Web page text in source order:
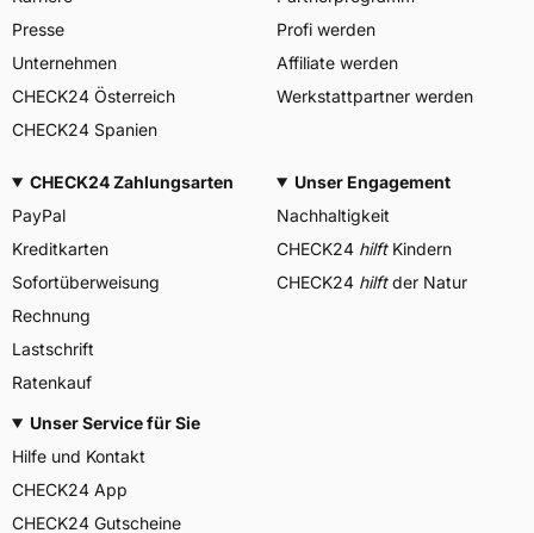
Presse
Unternehmen
CHECK24 Österreich
CHECK24 Spanien
Profi werden
Affiliate werden
Werkstattpartner werden
CHECK24 Zahlungsarten
PayPal
Kreditkarten
Sofortüberweisung
Rechnung
Lastschrift
Ratenkauf
Unser Engagement
Nachhaltigkeit
CHECK24 hilftKindern
CHECK24 hilftder Natur
Unser Service für Sie
Hilfe und Kontakt
CHECK24 App
CHECK24 Gutscheine